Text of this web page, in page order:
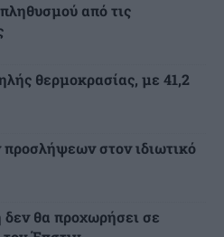
από τις
θερμοκρασίας, με 41,2
στον ιδιωτικό
θα προχωρήσει σε